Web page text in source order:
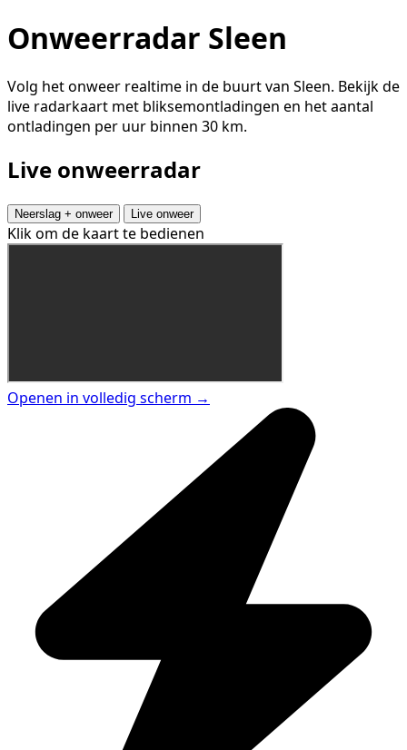
Onweerradar Sleen
Volg het onweer realtime in de buurt van Sleen. Bekijk de
live radarkaart met bliksemontladingen en het aantal
ontladingen per uur binnen 30 km.
Live onweerradar
Neerslag + onweer Live onweer
Klik om de kaart te bedienen
Openen in volledig scherm →